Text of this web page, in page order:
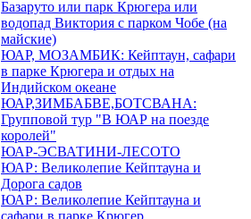
Базаруто или парк Крюгера или
водопад Виктория с парком Чобе (на
майские)
ЮАР, МОЗАМБИК: Кейптаун, сафари
в парке Крюгера и отдых на
Индийском океане
ЮАР,ЗИМБАБВЕ,БОТСВАНА:
Групповой тур "В ЮАР на поезде
королей"
ЮАР-ЭСВАТИНИ-ЛЕСОТО
ЮАР: Великолепие Кейптауна и
Дорога садов
ЮАР: Великолепие Кейптауна и
сафари в парке Крюгер